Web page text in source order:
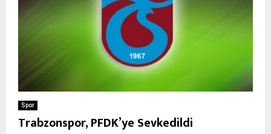
Spor
Trabzonspor, PFDK’ye Sevkedildi